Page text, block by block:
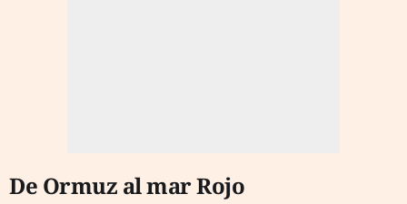
De Ormuz al mar Rojo